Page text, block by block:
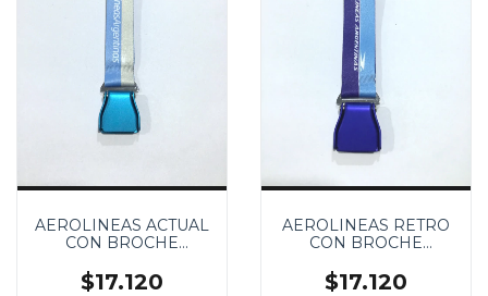
AEROLINEAS ACTUAL
CON BROCHE
SEGURIDAD
$17.120
AEROLINEAS RETRO
CON BROCHE
SEGURIDAD
$17.120